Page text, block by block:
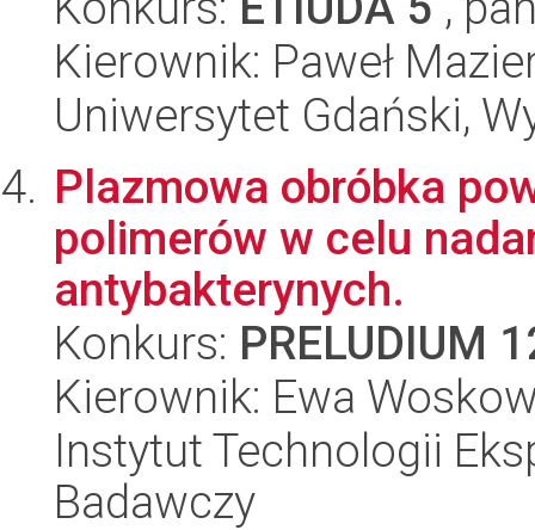
Kierownik: Paweł
Uniwersytet Gdański,
Plazmowa obróbka
polimerów w celu
antybakterynych.
Konkurs: PRELUDIUM
Kierownik: Ewa
Instytut Technologii
Badawczy